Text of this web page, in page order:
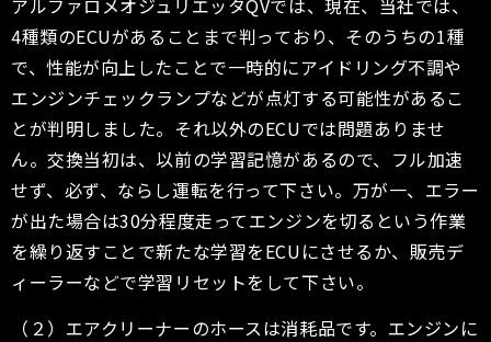
4種類のECUがあることまで判っており、そのうちの1種
で、性能が向上したことで一時的にアイドリング不調や
エンジンチェックランプなどが点灯する可能性があるこ
とが判明しました。それ以外のECUでは問題ありませ
ん。交換当初は、以前の学習記憶があるので、フル加速
せず、必ず、ならし運転を行って下さい。万が一、エラー
が出た場合は30分程度走ってエンジンを切るという作業
を繰り返すことで新たな学習をECUにさせるか、販売デ
ィーラーなどで学習リセットをして下さい。
（２）エアクリーナーのホースは消耗品です。エンジンに